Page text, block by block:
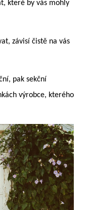
které by vás mohly
závisí čistě na vás
pak sekční
výrobce, kterého